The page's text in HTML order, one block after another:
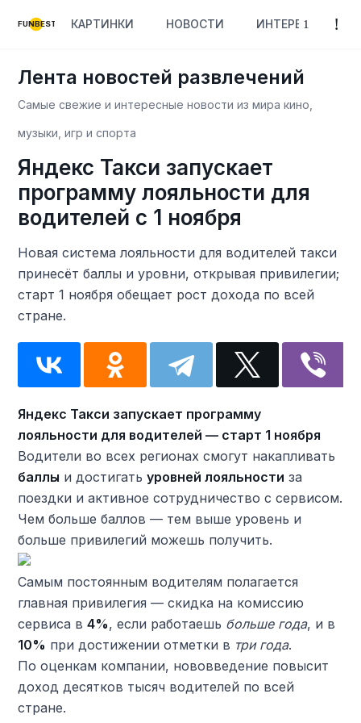
FUNBEST КАРТИНКИ НОВОСТИ ИНТЕРЕСНОЕ
Лента новостей развлечений
Самые свежие и интересные новости из мира кино,
музыки, игр и спорта
Яндекс Такси запускает
программу лояльности для
водителей с 1 ноября
Новая система лояльности для водителей такси
принесёт баллы и уровни, открывая привилегии;
старт 1 ноября обещает рост дохода по всей
стране.
Яндекс Такси запускает программу
лояльности для водителей — старт 1 ноября
Водители во всех регионах смогут накапливать
баллы и достигатьуровней лояльности за
поездки и активное сотрудничество с сервисом.
Чем больше баллов — тем выше уровень и
больше привилегий можешь получить.
Самым постоянным водителям полагается
главная привилегия — скидка на комиссию
сервиса в4%, если работаешь больше года, и в
10% при достижении отметки в три года.
По оценкам компании, нововведение повысит
доход десятков тысяч водителей по всей
стране.